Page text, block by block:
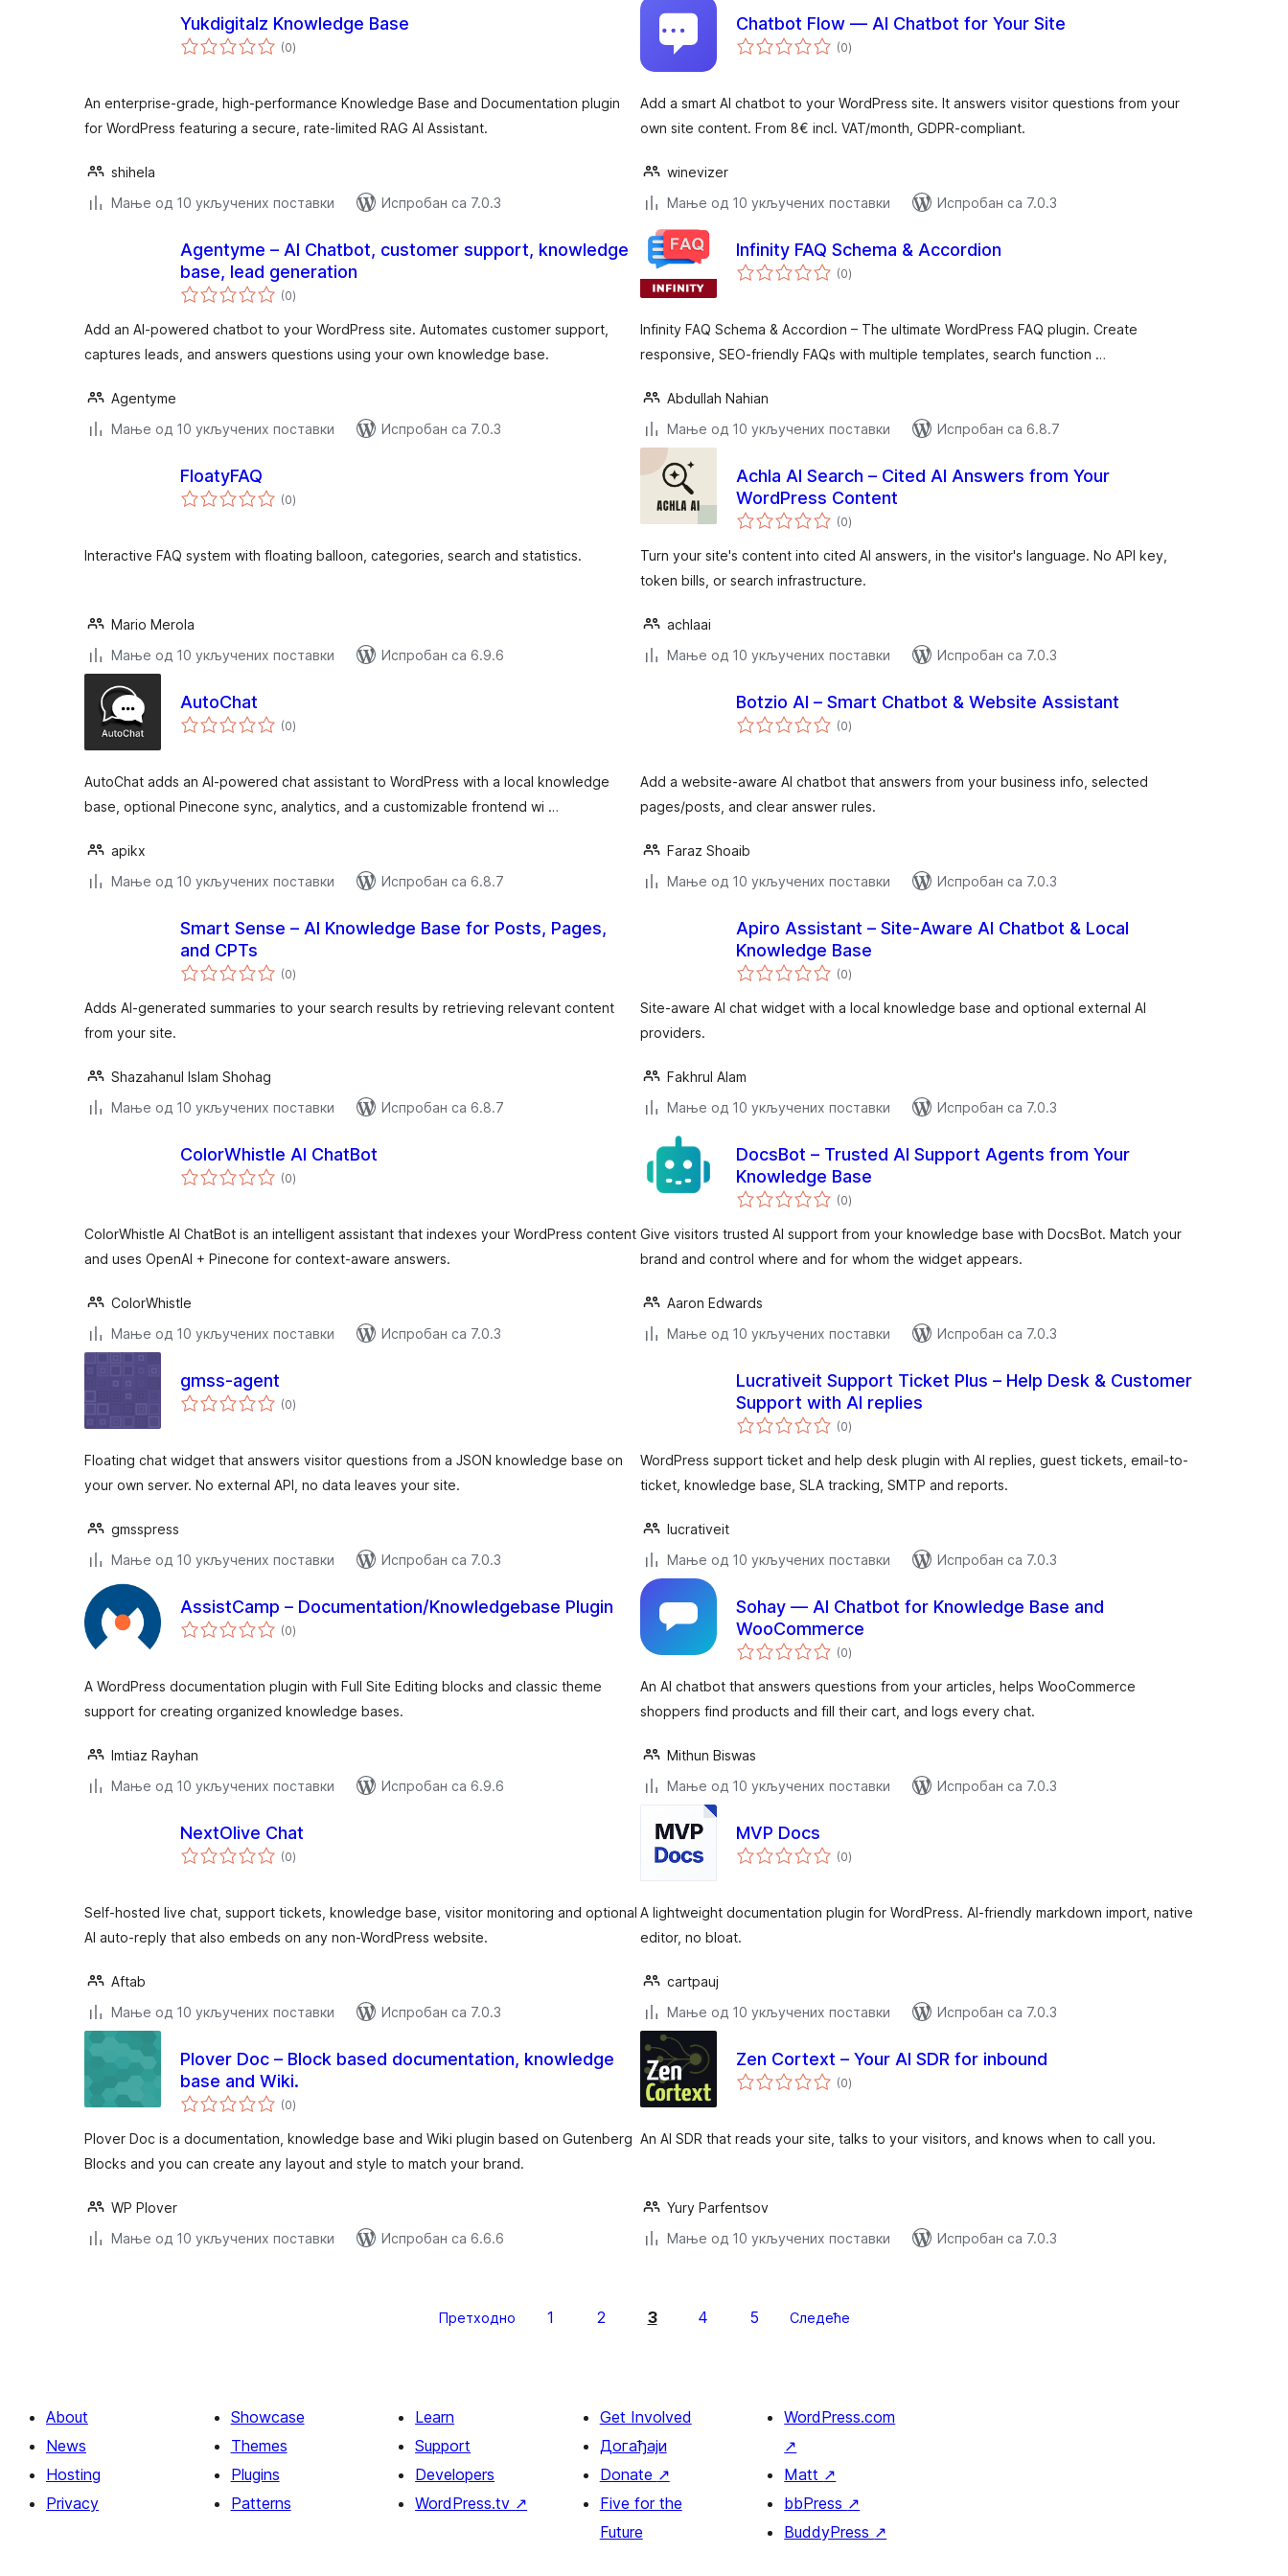
Yukdigitalz Knowledge Base
(0укупних
оцена
)
An enterprise-grade, high-performance Knowledge Base and Documentation plugin
for WordPress featuring a secure, rate-limited RAG AI Assistant.
shihela
Мање од 10 укључених поставки
Испробан са 7.0.3
Chatbot Flow — AI Chatbot for Your Site
(0укупних
оцена
)
Add a smart AI chatbot to your WordPress site. It answers visitor questions from your
own site content. From 8€ incl. VAT/month, GDPR-compliant.
winevizer
Мање од 10 укључених поставки
Испробан са 7.0.3
Agentyme – AI Chatbot, customer support, knowledge
base, lead generation
(0укупних
оцена
)
Add an AI-powered chatbot to your WordPress site. Automates customer support,
captures leads, and answers questions using your own knowledge base.
Agentyme
Мање од 10 укључених поставки
Испробан са 7.0.3
Infinity FAQ Schema & Accordion
(0укупних
оцена
)
Infinity FAQ Schema & Accordion – The ultimate WordPress FAQ plugin. Create
responsive, SEO-friendly FAQs with multiple templates, search function …
Abdullah Nahian
Мање од 10 укључених поставки
Испробан са 6.8.7
FloatyFAQ
(0укупних
оцена
)
Interactive FAQ system with floating balloon, categories, search and statistics.
Mario Merola
Мање од 10 укључених поставки
Испробан са 6.9.6
Achla AI Search – Cited AI Answers from Your
WordPress Content
(0укупних
оцена
)
Turn your site's content into cited AI answers, in the visitor's language. No API key,
token bills, or search infrastructure.
achlaai
Мање од 10 укључених поставки
Испробан са 7.0.3
AutoChat
(0укупних
оцена
)
AutoChat adds an AI-powered chat assistant to WordPress with a local knowledge
base, optional Pinecone sync, analytics, and a customizable frontend wi …
apikx
Мање од 10 укључених поставки
Испробан са 6.8.7
Botzio AI – Smart Chatbot & Website Assistant
(0укупних
оцена
)
Add a website-aware AI chatbot that answers from your business info, selected
pages/posts, and clear answer rules.
Faraz Shoaib
Мање од 10 укључених поставки
Испробан са 7.0.3
Smart Sense – AI Knowledge Base for Posts, Pages,
and CPTs
(0укупних
оцена
)
Adds AI-generated summaries to your search results by retrieving relevant content
from your site.
Shazahanul Islam Shohag
Мање од 10 укључених поставки
Испробан са 6.8.7
Apiro Assistant – Site-Aware AI Chatbot & Local
Knowledge Base
(0укупних
оцена
)
Site-aware AI chat widget with a local knowledge base and optional external AI
providers.
Fakhrul Alam
Мање од 10 укључених поставки
Испробан са 7.0.3
ColorWhistle AI ChatBot
(0укупних
оцена
)
ColorWhistle AI ChatBot is an intelligent assistant that indexes your WordPress content
and uses OpenAI + Pinecone for context-aware answers.
ColorWhistle
Мање од 10 укључених поставки
Испробан са 7.0.3
DocsBot – Trusted AI Support Agents from Your
Knowledge Base
(0укупних
оцена
)
Give visitors trusted AI support from your knowledge base with DocsBot. Match your
brand and control where and for whom the widget appears.
Aaron Edwards
Мање од 10 укључених поставки
Испробан са 7.0.3
gmss-agent
(0укупних
оцена
)
Floating chat widget that answers visitor questions from a JSON knowledge base on
your own server. No external API, no data leaves your site.
gmsspress
Мање од 10 укључених поставки
Испробан са 7.0.3
Lucrativeit Support Ticket Plus – Help Desk & Customer
Support with AI replies
(0укупних
оцена
)
WordPress support ticket and help desk plugin with AI replies, guest tickets, email-to-
ticket, knowledge base, SLA tracking, SMTP and reports.
lucrativeit
Мање од 10 укључених поставки
Испробан са 7.0.3
AssistCamp – Documentation/Knowledgebase Plugin
(0укупних
оцена
)
A WordPress documentation plugin with Full Site Editing blocks and classic theme
support for creating organized knowledge bases.
Imtiaz Rayhan
Мање од 10 укључених поставки
Испробан са 6.9.6
Sohay — AI Chatbot for Knowledge Base and
WooCommerce
(0укупних
оцена
)
An AI chatbot that answers questions from your articles, helps WooCommerce
shoppers find products and fill their cart, and logs every chat.
Mithun Biswas
Мање од 10 укључених поставки
Испробан са 7.0.3
NextOlive Chat
(0укупних
оцена
)
Self-hosted live chat, support tickets, knowledge base, visitor monitoring and optional
AI auto-reply that also embeds on any non-WordPress website.
Aftab
Мање од 10 укључених поставки
Испробан са 7.0.3
MVP Docs
(0укупних
оцена
)
A lightweight documentation plugin for WordPress. AI-friendly markdown import, native
editor, no bloat.
cartpauj
Мање од 10 укључених поставки
Испробан са 7.0.3
Plover Doc – Block based documentation, knowledge
base and Wiki.
(0укупних
оцена
)
Plover Doc is a documentation, knowledge base and Wiki plugin based on Gutenberg
Blocks and you can create any layout and style to match your brand.
WP Plover
Мање од 10 укључених поставки
Испробан са 6.6.6
Zen Cortext – Your AI SDR for inbound
(0укупних
оцена
)
An AI SDR that reads your site, talks to your visitors, and knows when to call you.
Yury Parfentsov
Мање од 10 укључених поставки
Испробан са 7.0.3
Претходно 1 2 3 4 5 Следеће
About
News
Hosting
Privacy
Showcase
Themes
Plugins
Patterns
Learn
Support
Developers
WordPress.tv ↗
Get Involved
Догађаји
Donate ↗
Five for the
Future
WordPress.com
↗
Matt ↗
bbPress ↗
BuddyPress ↗